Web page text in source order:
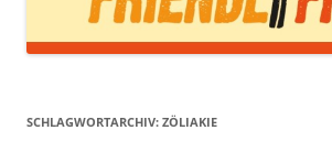
SCHLAGWORTARCHIV: ZÖLIAKIE